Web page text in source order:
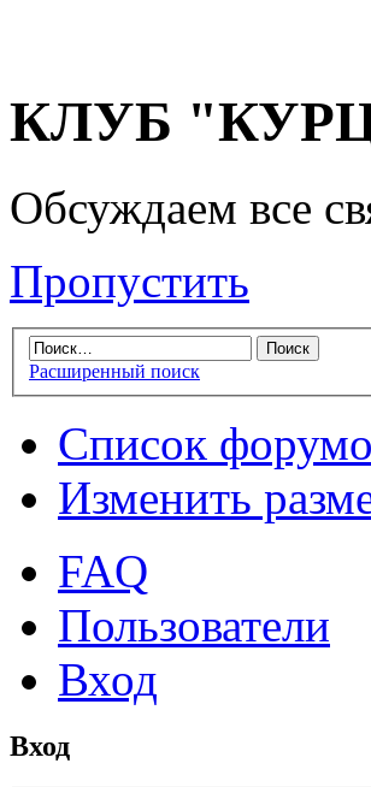
КЛУБ
Обсуждаем все
Пропустить
Расширенный поиск
Список
Изменить
FAQ
Пользователи
Вход
Вход